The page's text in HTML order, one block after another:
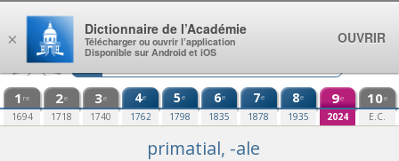
Aller au contenu
1 re
1694
2e
1718
3e
1740
4e
1762
5e
1798
6e
1835
7e
1878
8e
1935
9e
2024
10e
E.C.
primatial, -ale
×
Dictionnaire de l’Académie
Télécharger ou ouvrir l’application
Disponible sur Android et iOS
OUVRIR